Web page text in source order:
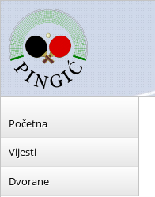
Početna
Vijesti
Dvorane